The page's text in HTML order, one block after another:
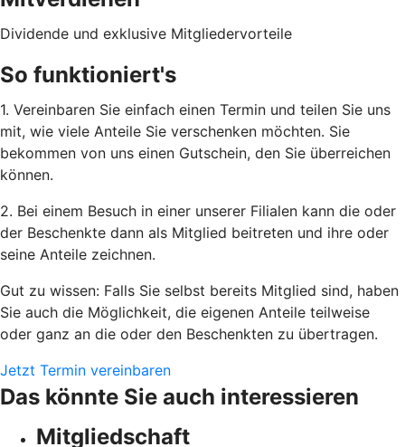
Dividende und exklusive Mitgliedervorteile
So funktioniert's
1. Vereinbaren Sie einfach einen Termin und teilen Sie uns
mit, wie viele Anteile Sie verschenken möchten. Sie
bekommen von uns einen Gutschein, den Sie überreichen
können.
2. Bei einem Besuch in einer unserer Filialen kann die oder
der Beschenkte dann als Mitglied beitreten und ihre oder
seine Anteile zeichnen.
Gut zu wissen: Falls Sie selbst bereits Mitglied sind, haben
Sie auch die Möglichkeit, die eigenen Anteile teilweise
oder ganz an die oder den Beschenkten zu übertragen.
Jetzt Termin vereinbaren
Das könnte Sie auch interessieren
Mitgliedschaft